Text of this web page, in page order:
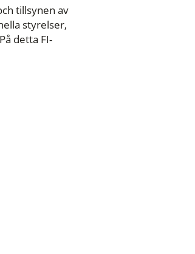
tillsynen av
styrelser,
detta FI-